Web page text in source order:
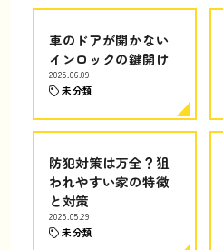
車のドアが開かない
インロックの鍵開け
2025.06.09
未分類
防犯対策は万全？狙
われやすい家の特徴
と対策
2025.05.29
未分類